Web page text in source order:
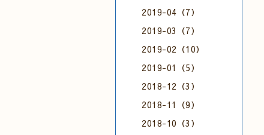
2019-04（7）
2019-03（7）
2019-02（10）
2019-01（5）
2018-12（3）
2018-11（9）
2018-10（3）